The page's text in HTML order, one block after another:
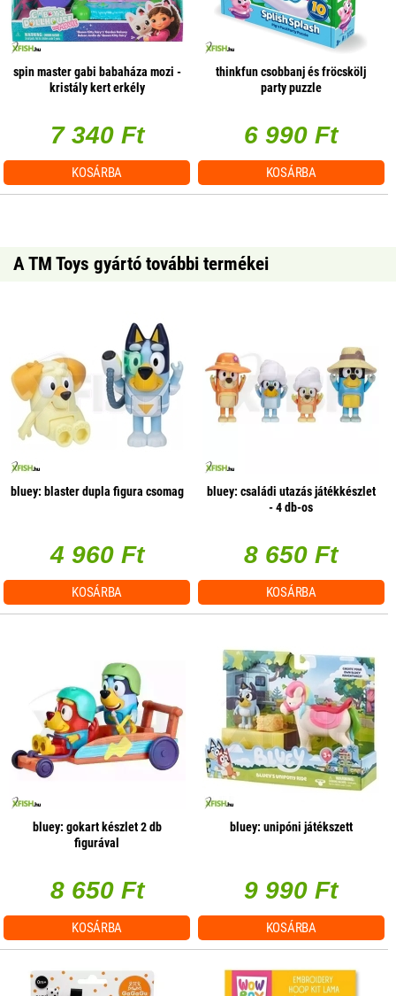
spin master gabi babaháza mozi -
kristály kert erkély
7 340 Ft
KOSÁRBA
thinkfun csobbanj és fröcskölj
party puzzle
6 990 Ft
KOSÁRBA
A TM Toys gyártó további termékei
bluey: blaster dupla figura csomag
4 960 Ft
KOSÁRBA
bluey: családi utazás játékkészlet
- 4 db-os
8 650 Ft
KOSÁRBA
bluey: gokart készlet 2 db
figurával
8 650 Ft
KOSÁRBA
bluey: unipóni játékszett
9 990 Ft
KOSÁRBA